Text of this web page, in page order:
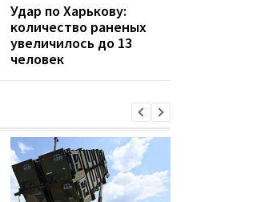
Удар по Харькову:
количество раненых
увеличилось до 13
человек